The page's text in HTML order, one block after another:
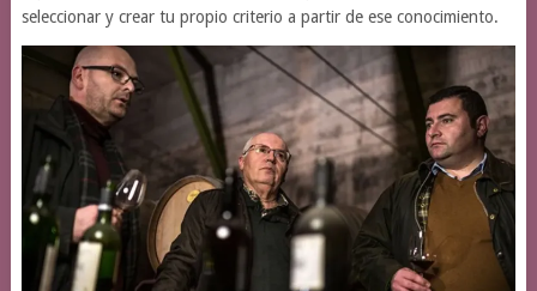
seleccionar y crear tu propio criterio a partir de ese conocimiento.